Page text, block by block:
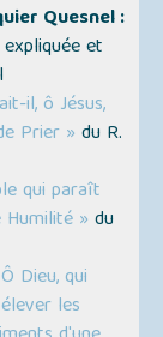
Quesnel :
expliquée et
il, ô Jésus,
Prier » du R.
qui paraît
» du
Dieu, qui
les